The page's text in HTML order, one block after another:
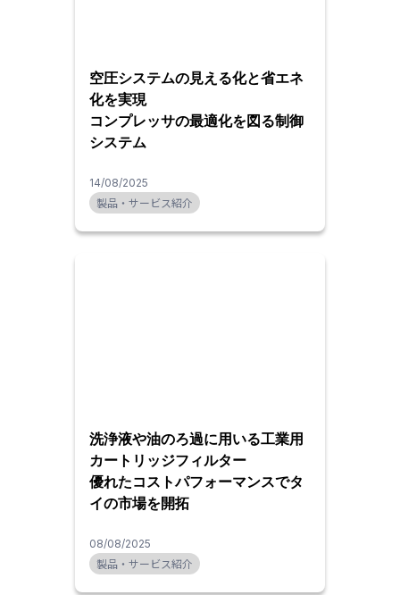
空圧システムの見える化と省エネ
化を実現
コンプレッサの最適化を図る制御
システム
14/08/2025
製品・サービス紹介
洗浄液や油のろ過に用いる工業用
カートリッジフィルター
優れたコストパフォーマンスでタ
イの市場を開拓
08/08/2025
製品・サービス紹介